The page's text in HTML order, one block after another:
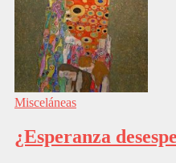
Misceláneas
¿Esperanza